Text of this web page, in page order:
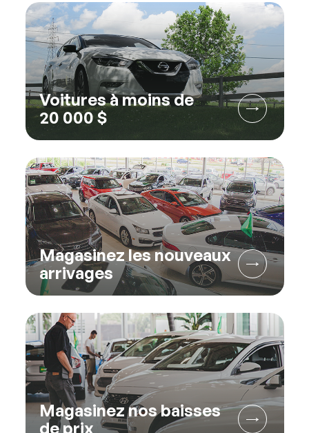
Voitures à moins de
20 000 $
Magasinez les nouveaux
arrivages
Magasinez nos baisses
de prix